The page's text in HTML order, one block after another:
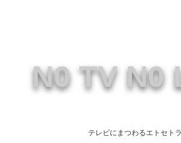
N0 TV N0
テレビにまつわるエトセトラ